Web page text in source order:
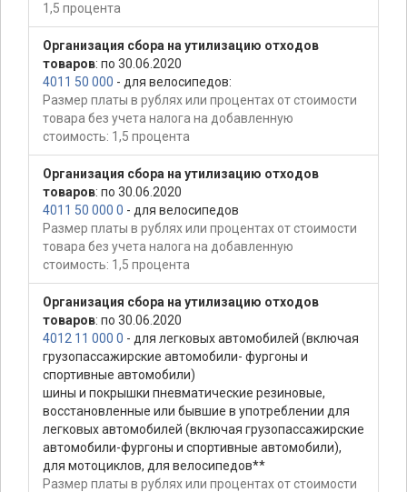
1,5 процента
Организация сбора на утилизацию отходов
товаров: по 30.06.2020
4011 50 000 - для велосипедов:
Размер платы в рублях или процентах от стоимости
товара без учета налога на добавленную
стоимость: 1,5 процента
Организация сбора на утилизацию отходов
товаров: по 30.06.2020
4011 50 000 0 - для велосипедов
Размер платы в рублях или процентах от стоимости
товара без учета налога на добавленную
стоимость: 1,5 процента
Организация сбора на утилизацию отходов
товаров: по 30.06.2020
4012 11 000 0 - для легковых автомобилей (включая
грузопассажирские автомобили- фургоны и
спортивные автомобили)
шины и покрышки пневматические резиновые,
восстановленные или бывшие в употреблении для
легковых автомобилей (включая грузопассажирские
автомобили-фургоны и спортивные автомобили),
для мотоциклов, для велосипедов**
Размер платы в рублях или процентах от стоимости